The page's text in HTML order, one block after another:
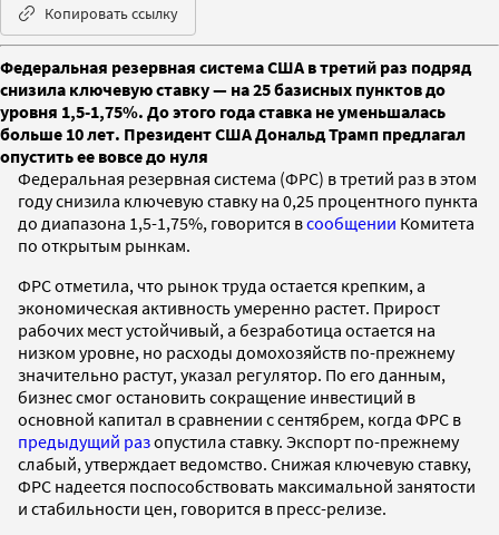
Копировать ссылку
Федеральная резервная система США в третий раз подряд
снизила ключевую ставку — на 25 базисных пунктов до
уровня 1,5-1,75%. До этого года ставка не уменьшалась
больше 10 лет. Президент США Дональд Трамп предлагал
опустить ее вовсе до нуля
Федеральная резервная система (ФРС) в третий раз в этом
году снизила ключевую ставку на 0,25 процентного пункта
до диапазона 1,5-1,75%, говорится всообщении Комитета
по открытым рынкам.
ФРС отметила, что рынок труда остается крепким, а
экономическая активность умеренно растет. Прирост
рабочих мест устойчивый, а безработица остается на
низком уровне, но расходы домохозяйств по-прежнему
значительно растут, указал регулятор. По его данным,
бизнес смог остановить сокращение инвестиций в
основной капитал в сравнении с сентябрем, когда ФРС в
предыдущий разопустила ставку. Экспорт по-прежнему
слабый, утверждает ведомство. Снижая ключевую ставку,
ФРС надеется поспособствовать максимальной занятости
и стабильности цен, говорится в пресс-релизе.